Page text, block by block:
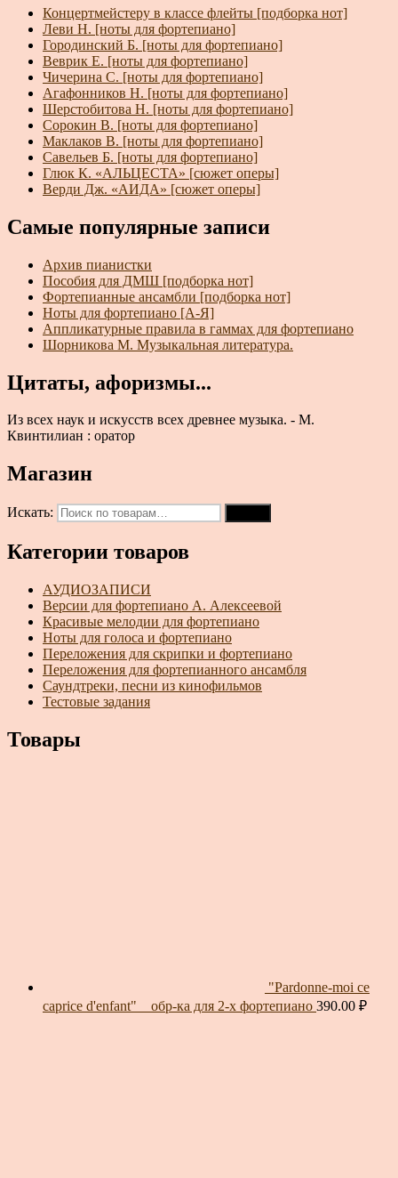
Концертмейстеру в классе флейты [подборка нот]
Леви Н. [ноты для фортепиано]
Городинский Б. [ноты для фортепиано]
Веврик Е. [ноты для фортепиано]
Чичерина С. [ноты для фортепиано]
Агафонников Н. [ноты для фортепиано]
Шерстобитова Н. [ноты для фортепиано]
Сорокин В. [ноты для фортепиано]
Маклаков В. [ноты для фортепиано]
Савельев Б. [ноты для фортепиано]
Глюк К. «АЛЬЦЕСТА» [сюжет оперы]
Верди Дж. «АИДА» [сюжет оперы]
Самые популярные записи
Архив пианистки
Пособия для ДМШ [подборка нот]
Фортепианные ансамбли [подборка нот]
Ноты для фортепиано [А-Я]
Аппликатурные правила в гаммах для фортепиано
Шорникова М. Музыкальная литература.
Цитаты, афоризмы...
Из всех наук и искусств всех древнее музыка. - М.
Квинтилиан : оратор
Магазин
Искать:
Категории товаров
АУДИОЗАПИСИ
Версии для фортепиано А. Алексеевой
Красивые мелодии для фортепиано
Ноты для голоса и фортепиано
Переложения для скрипки и фортепиано
Переложения для фортепианного ансамбля
Саундтреки, песни из кинофильмов
Тестовые задания
Товары
"Pardonne-moi ce
caprice d'enfant" _ обр-ка для 2-х фортепиано 390.00 ₽